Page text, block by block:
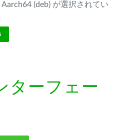
(deb) が選択されてい
ターフェー